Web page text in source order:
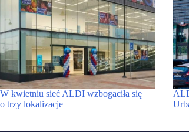
W kwietniu sieć ALDI wzbogaciła się
o trzy lokalizacje